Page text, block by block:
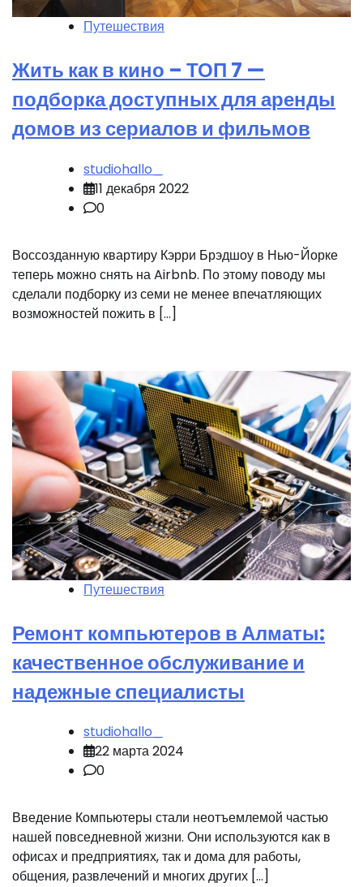
Путешествия
Жить как в кино – ТОП 7 —
подборка доступных для аренды
домов из сериалов и фильмов
studiohallo_
11 декабря 2022
0
Воссозданную квартиру Кэрри Брэдшоу в Нью-Йорке
теперь можно снять на Airbnb. По этому поводу мы
сделали подборку из семи не менее впечатляющих
возможностей пожить в […]
Путешествия
Ремонт компьютеров в Алматы:
качественное обслуживание и
надежные специалисты
studiohallo_
22 марта 2024
0
Введение Компьютеры стали неотъемлемой частью
нашей повседневной жизни. Они используются как в
офисах и предприятиях, так и дома для работы,
общения, развлечений и многих других […]